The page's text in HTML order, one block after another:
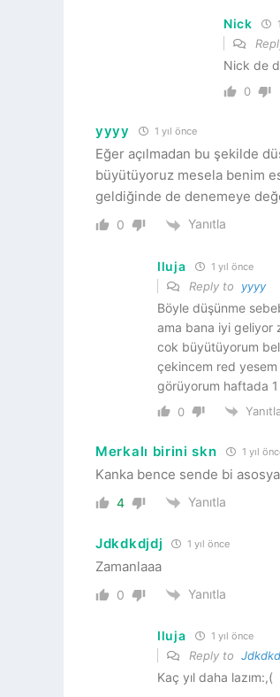
Nick
Nick de
0
yyyy 1 yıl önce
Eğer açılmadan bu şekilde
büyütüyoruz mesela benim
geldiğinde de denemeye
0 Yanıtla
Iluja 1 yıl önce
Reply to yyyy
Böyle düşünme
ama bana iyi geliyor
cok büyütüyorum
çekincem red yesem
görüyorum haftada
0
Merkalı birini skn 1 yıl
Kanka bence sende bi
4 Yanıtla
Jdkdkdjdj 1 yıl önce
Zamanlaaa
0 Yanıtla
Iluja 1 yıl önce
Reply to
Kaç yıl daha lazım:,(